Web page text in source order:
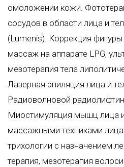
омоложении кожи.
сосудов в области лица и
(Lumenis). Коррекция
массаж на аппарате LPG,
мезотерапия тела
Лазерная эпиляция лица и
Радиоволновой
Миостимуляция мышц лица
массажными техниками
трихологии с назначением
терапия, мезотерапия